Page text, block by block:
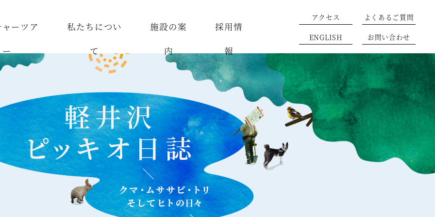
ーツア
ー
私たちについ
て
施設の案
内
採用情
報
アクセス よくあるご質問
ENGLISH お問い合わせ